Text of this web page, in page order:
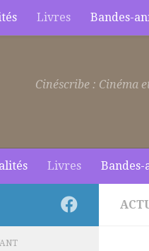
Livres Bandes-
Cinéscribe : Cinéma
Livres Bandes-